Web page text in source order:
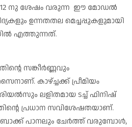
12 നു ശേഷം വരുന്ന ഈ മോഡൽ
ഉന്നതതല മെച്ചപ്പുകളുമായി
എത്തുന്നത്.
സങ്കീർണ്ണവും
കാഴ്ച്ചക്ക് പ്രീമിയം
ലളിതമായ ടച്ച് ഫിനിഷ്
പ്രധാന സവിശേഷതയാണ്.
ബാക്ക് പാനലും ചേർത്ത് വരുമ്പോൾ,